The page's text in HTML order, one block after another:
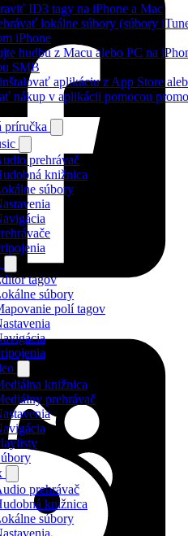
ID3 tagy na iPhone a Mac
lokálne súbory (súbory
iPhone
hudbu z Macu alebo PC na
SMB
aplikáciu z App Store
nákup v aplikácii pomocou promo
príručka
prehrávač
knižnica
súbory
tagov
súbory
polí tagov
knižnica
prehrávač
prehrávač
knižnica
súbory